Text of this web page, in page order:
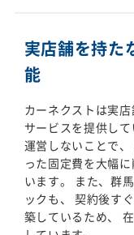
実店舗を持た
能
カーネクストは実
サービスを提供し
運営しないことで
った固定費を大幅
います。 また、群
ックも、 契約後す
築しているため、